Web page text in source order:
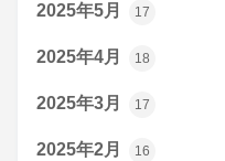
2025年5月 17
2025年4月 18
2025年3月 17
2025年2月 16